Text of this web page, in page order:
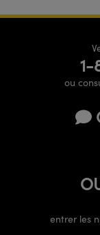
1-
ou
entrer les